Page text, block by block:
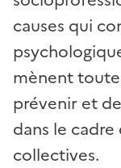
causes qui
mènent
prévenir et
dans le
collectives.